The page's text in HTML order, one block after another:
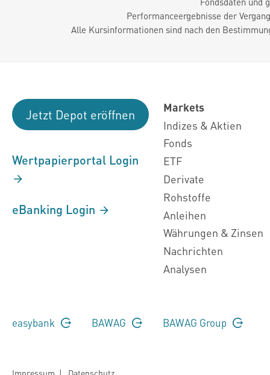
Performanceergebnisse der
Alle Kursinformationen sind nach den
Jetzt Depot eröffnen
Wertpapierportal Login
eBanking Login
Markets
Indizes & Aktien
Fonds
ETF
Derivate
Rohstoffe
Anleihen
Währungen & Zinsen
Nachrichten
Analysen
easybank BAWAG BAWAG Group
Impressum | Datenschutz